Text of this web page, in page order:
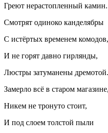
Греют нерастопленный камин.
Смотрят одиноко канделябры
С истёртых временем комодов,
И не горят давно гирлянды,
Люстры затуманены дремотой.
Замерло всё в старом магазине,
Никем не тронуто стоит,
И под слоем толстой пыли